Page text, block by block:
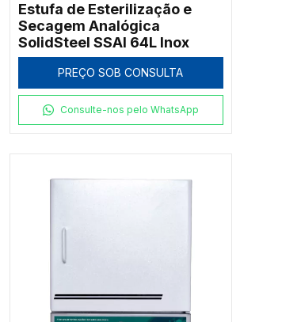
Estufa de Esterilização e
Secagem Analógica
SolidSteel SSAI 64L Inox
PREÇO SOB CONSULTA
Consulte-nos pelo WhatsApp